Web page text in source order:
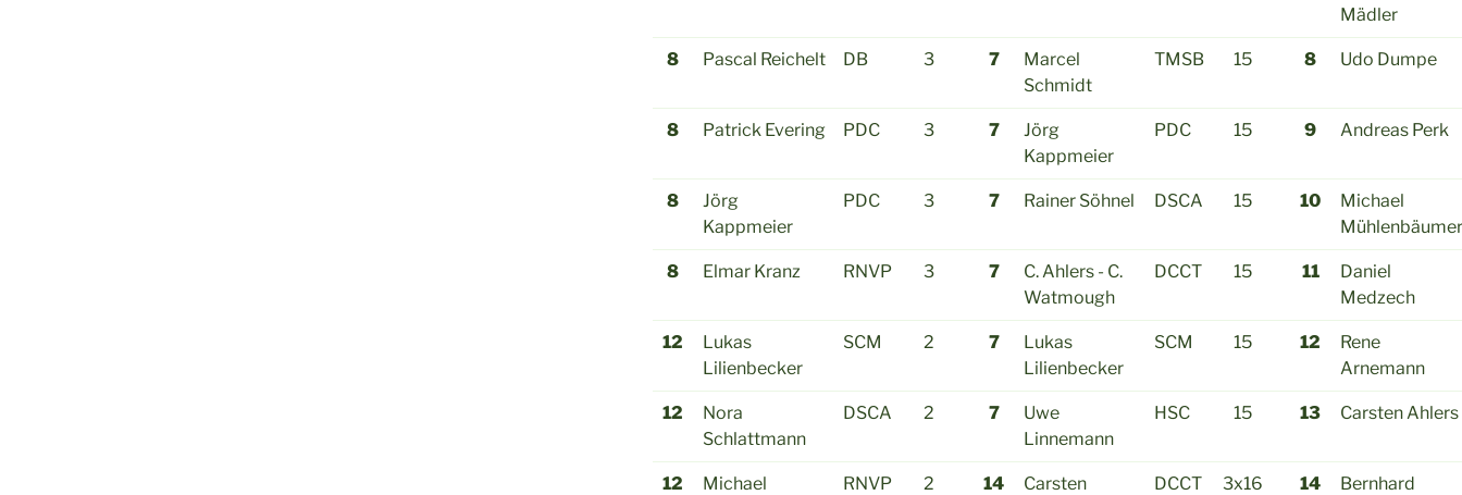
Mädler
8 Pascal Reichelt DB 3 7
Marcel
Schmidt
TMSB 15 8 Udo Dumpe
8 Patrick Evering PDC 3 7
Jörg
Kappmeier
PDC 15 9 Andreas Perk
8
Jörg
Kappmeier
PDC 3 7 Rainer Söhnel DSCA 15 10
Michael
Mühlenbäumer
8 Elmar Kranz RNVP 3 7
C. Ahlers - C.
Watmough
DCCT 15 11
Daniel
Medzech
12
Lukas
Lilienbecker
SCM 2 7
Lukas
Lilienbecker
SCM 15 12
Rene
Arnemann
12
Nora
Schlattmann
DSCA 2 7
Uwe
Linnemann
HSC 15 13 Carsten Ahlers
12
Michael
RNVP 2 14
Carsten
DCCT 3x16 14
Bernhard